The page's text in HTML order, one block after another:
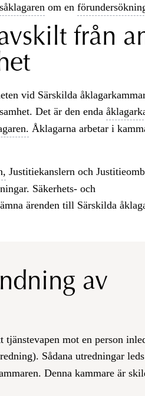
om en
från
vid Särskilda
Det är den enda
Åklagarna arbetar i
Justitiekanslern och
Säkerhets- och
ärenden till Särskilda
av
mot en person
Sådana utredningar
Denna kammare är